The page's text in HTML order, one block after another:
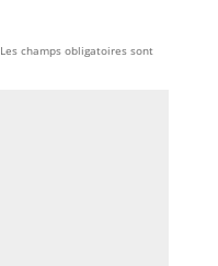
Les champs obligatoires sont